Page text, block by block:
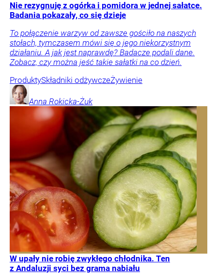
Nie rezygnuję z ogórka i pomidora w jednej sałatce.
Badania pokazały, co się dzieje
To połączenie warzyw od zawsze gościło na naszych
stołach, tymczasem mówi się o jego niekorzystnym
działaniu. A jak jest naprawdę? Badacze podali dane.
Zobacz, czy można jeść takie sałatki na co dzień.
ProduktySkładniki odżywczeŻywienie
Anna Rokicka-Żuk
W upały nie robię zwykłego chłodnika. Ten
z Andaluzji syci bez grama nabiału